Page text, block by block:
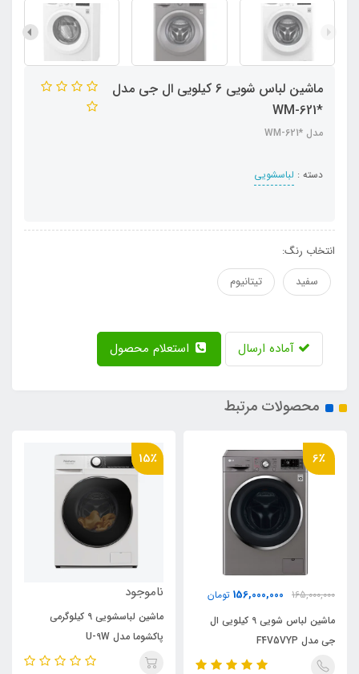
ماشین لباس شویی 6 کیلویی ال جی مدل
*WM-621
مدل *WM-621
دسته : لباسشویی
انتخاب رنگ:
سفید
تیتانیوم
آماده ارسال
محصولات مرتبط
6٪
165,000,000
156,000,000 تومان
ماشین لباس شویی 9 کیلویی ال
جی مدل F4V5VYP
15٪
ناموجود
ماشین لباسشویی 9 کیلوگرمی
پاکشوما مدل U-9W